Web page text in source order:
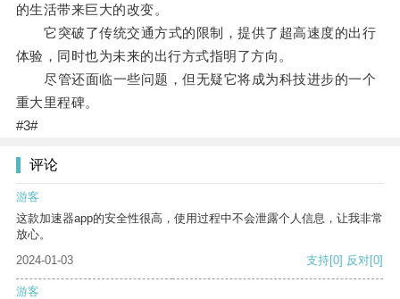
的生活带来巨大的改变。
它突破了传统交通方式的限制，提供了超高速度的出行
体验，同时也为未来的出行方式指明了方向。
尽管还面临一些问题，但无疑它将成为科技进步的一个
重大里程碑。
#3#
评论
游客
这款加速器app的安全性很高，使用过程中不会泄露个人信息，让我非常
放心。
2024-01-03
支持[0] 反对[0]
游客